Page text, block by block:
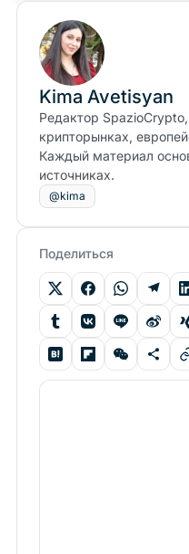
Kima Avetisyan
Редактор
крипторынках,
Каждый материал
источниках.
@kima
Поделиться